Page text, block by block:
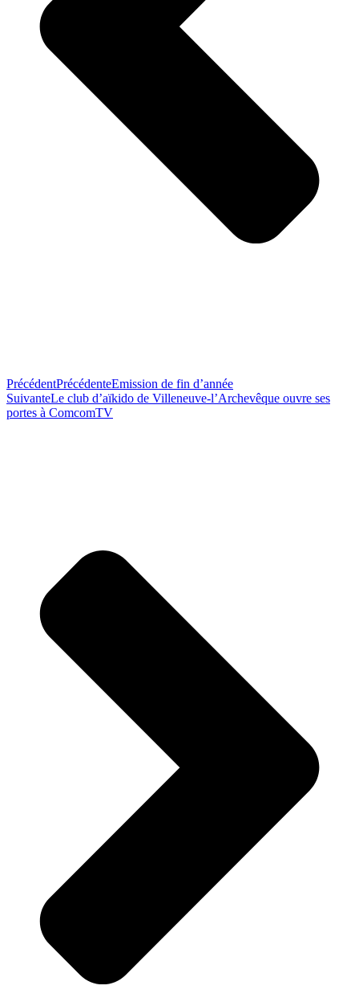
PrécédentPrécédenteEmission de fin d’année
SuivanteLe club d’aïkido de Villeneuve-l’Archevêque ouvre ses
portes à ComcomTV